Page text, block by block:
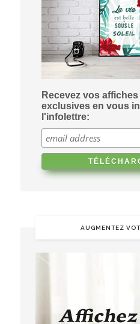
Recevez vos
exclusives en vous
l'infolettre:
AUGMENTEZ